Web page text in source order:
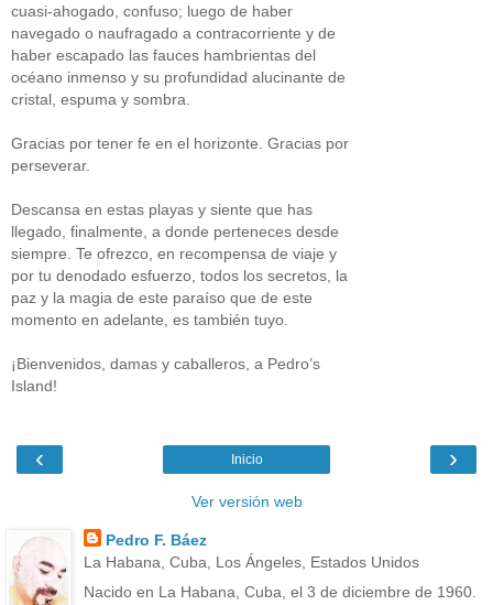
cuasi-ahogado, confuso; luego de haber
navegado o naufragado a contracorriente y de
haber escapado las fauces hambrientas del
océano inmenso y su profundidad alucinante de
cristal, espuma y sombra.
Gracias por tener fe en el horizonte. Gracias por
perseverar.
Descansa en estas playas y siente que has
llegado, finalmente, a donde perteneces desde
siempre. Te ofrezco, en recompensa de viaje y
por tu denodado esfuerzo, todos los secretos, la
paz y la magia de este paraíso que de este
momento en adelante, es también tuyo.
¡Bienvenidos, damas y caballeros, a Pedro’s
Island!
‹ ›
Inicio
Ver versión web
Pedro F. Báez
La Habana, Cuba, Los Ángeles, Estados Unidos
Nacido en La Habana, Cuba, el 3 de diciembre de 1960.